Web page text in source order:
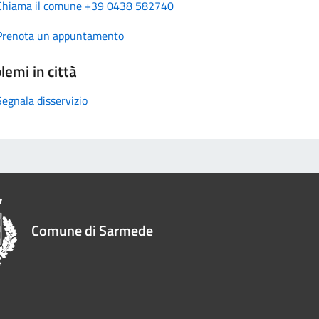
il comune +39 0438 582740
un appuntamento
in città
disservizio
Comune di Sarmede